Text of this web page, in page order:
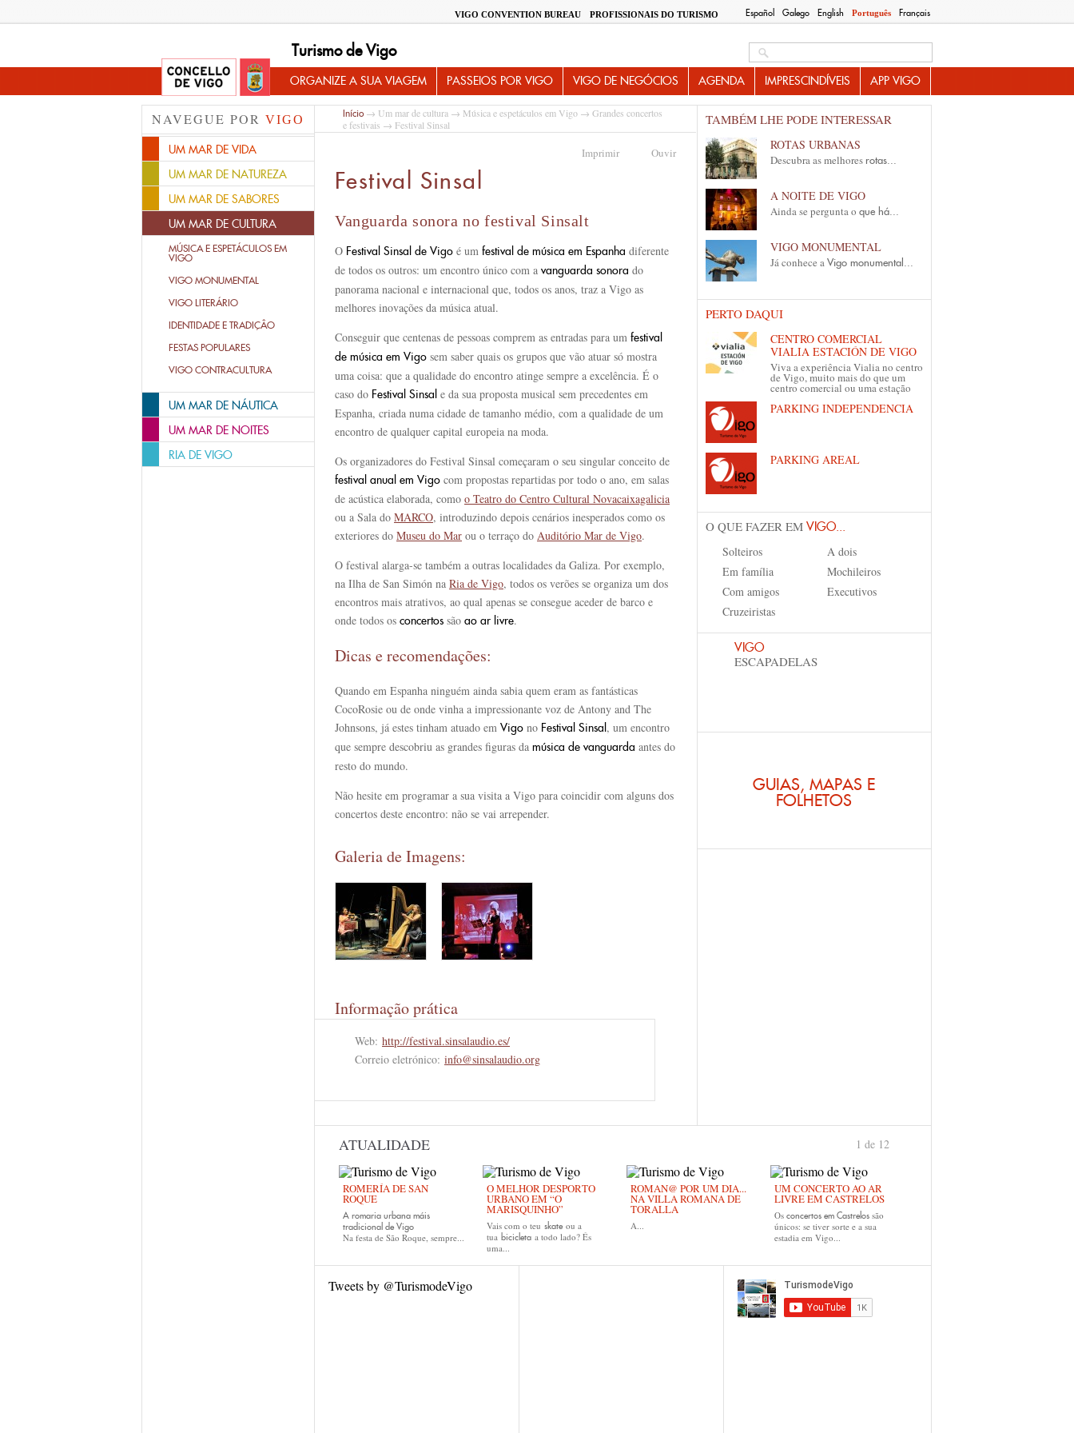
Español Galego English Português Français
VIGO CONVENTION BUREAU PROFISSIONAIS DO TURISMO
Turismo de Vigo
ORGANIZE A SUA VIAGEM PASSEIOS POR VIGO VIGO DE NEGÓCIOS AGENDA IMPRESCINDÍVEIS APP VIGO
NAVEGUE POR VIGO
UM MAR DE VIDA
UM MAR DE NATUREZA
UM MAR DE SABORES
UM MAR DE CULTURA
MÚSICA E ESPETÁCULOS EM
VIGO
VIGO MONUMENTAL
VIGO LITERÁRIO
IDENTIDADE E TRADIÇÂO
FESTAS POPULARES
VIGO CONTRACULTURA
UM MAR DE NÁUTICA
UM MAR DE NOITES
RIA DE VIGO
Início→ Um mar de cultura → Música e espetáculos em Vigo → Grandes concertos
e festivais → Festival Sinsal
Imprimir Ouvir
Festival Sinsal
Vanguarda sonora no festival Sinsalt
O Festival Sinsal de Vigo é um festival de música em Espanha diferente
de todos os outros: um encontro único com a vanguarda sonora do
panorama nacional e internacional que, todos os anos, traz a Vigo as
melhores inovações da música atual.
Conseguir que centenas de pessoas comprem as entradas para um festival
de música em Vigo sem saber quais os grupos que vão atuar só mostra
uma coisa: que a qualidade do encontro atinge sempre a excelência. É o
caso do Festival Sinsal e da sua proposta musical sem precedentes em
Espanha, criada numa cidade de tamanho médio, com a qualidade de um
encontro de qualquer capital europeia na moda.
Os organizadores do Festival Sinsal começaram o seu singular conceito de
festival anual em Vigo com propostas repartidas por todo o ano, em salas
de acústica elaborada, como o Teatro do Centro Cultural Novacaixagalicia
ou a Sala do MARCO, introduzindo depois cenários inesperados como os
exteriores do Museu do Mar ou o terraço do Auditório Mar de Vigo.
O festival alarga-se também a outras localidades da Galiza. Por exemplo,
na Ilha de San Simón na Ria de Vigo, todos os verões se organiza um dos
encontros mais atrativos, ao qual apenas se consegue aceder de barco e
onde todos os concertos são ao ar livre.
Dicas e recomendações:
Quando em Espanha ninguém ainda sabia quem eram as fantásticas
CocoRosie ou de onde vinha a impressionante voz de Antony and The
Johnsons, já estes tinham atuado em Vigo no Festival Sinsal , um encontro
que sempre descobriu as grandes figuras da música de vanguarda antes do
resto do mundo.
Não hesite em programar a sua visita a Vigo para coincidir com alguns dos
concertos deste encontro: não se vai arrepender.
Galeria de Imagens:
Informação prática
Web: http://festival.sinsalaudio.es/
Correio eletrónico: info@sinsalaudio.org
TAMBÉM LHE PODE INTERESSAR
ROTAS URBANAS
Descubra as melhores rotas...
A NOITE DE VIGO
Ainda se pergunta o que há...
VIGO MONUMENTAL
Já conhece aVigo monumental...
PERTO DAQUI
CENTRO COMERCIAL
VIALIA ESTACIÓN DE VIGO
Viva a experiência Vialia no centro
de Vigo, muito mais do que um
centro comercial ou uma estação
PARKING INDEPENDENCIA
PARKING AREAL
O QUE FAZER EM VIGO...
Solteiros
A dois
Em família
Mochileiros
Com amigos
Executivos
Cruzeiristas
VIGO
ESCAPADELAS
GUIAS, MAPAS E
FOLHETOS
ATUALIDADE
ROMERÍA DE SAN
ROQUE
A romaria urbana máis
tradicional de Vigo
Na festa de São Roque, sempre...
O MELHOR DESPORTO
URBANO EM “O
MARISQUINHO”
Vais com o teu skateou a
tua bicicleta a todo lado? És
uma...
ROMAN@ POR UM DIA...
NA VILLA ROMANA DE
TORALLA
A...
UM CONCERTO AO AR
LIVRE EM CASTRELOS
Os concertos em Castrelos são
únicos: se tiver sorte e a sua
estadia em Vigo...
1 de 12
Tweets by @TurismodeVigo